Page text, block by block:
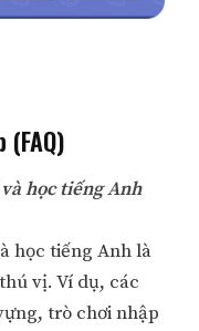
(FAQ)
học tiếng Anh
học tiếng Anh là
vị. Ví dụ, các
trò chơi nhập